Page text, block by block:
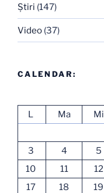
Ştiri (147)
Video (37)
CALENDAR:
L
Ma Mi
3
4 5
10
11 12
17
18 19